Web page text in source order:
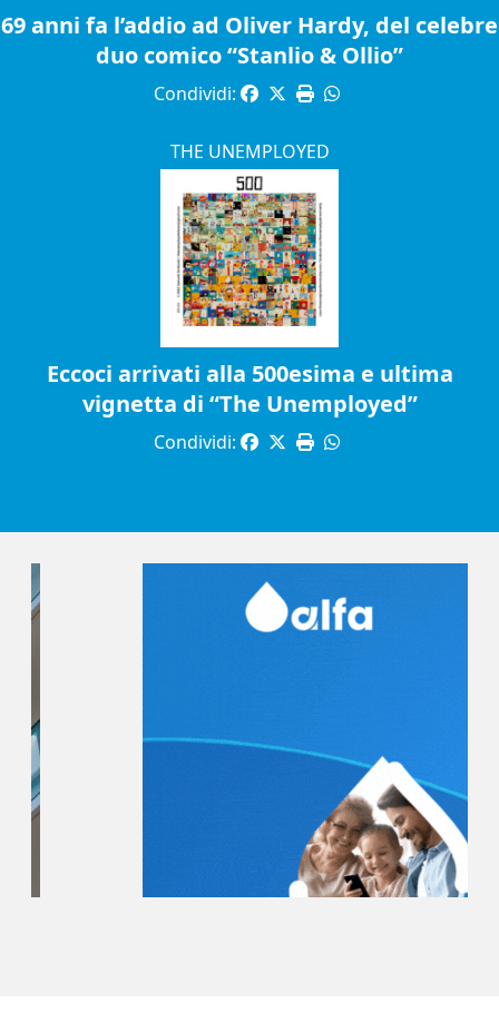
69 anni fa l’addio ad Oliver Hardy, del celebre
duo comico “Stanlio & Ollio”
Condividi:
THE UNEMPLOYED
Eccoci arrivati alla 500esima e ultima
vignetta di “The Unemployed”
Condividi: